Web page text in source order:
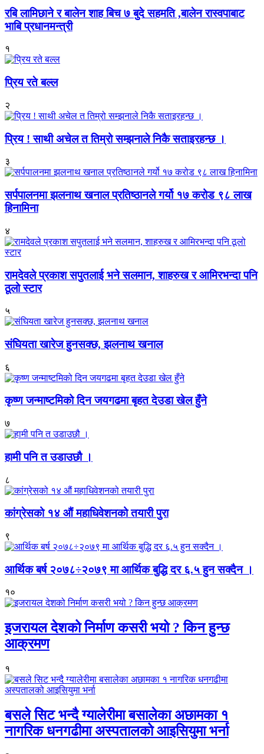
रबि लामिछाने र बालेन शाह बिच ७ बुदे सहमति ,बालेन रास्वपाबाट
भाबि प्रधानमन्त्री
१
प्रिय रते बल्ल
२
प्रिय ! साथी अचेल त तिम्रो सम्झनाले निकै सताइरहन्छ ।
३
सर्पपालनमा झलनाथ खनाल प्रतिष्ठानले गर्यो १७ करोड ९८ लाख
हिनामिना
४
रामदेवले प्रकाश सपुतलाई भने सलमान, शाहरुख र आमिरभन्दा पनि
ठूलो स्टार
५
संघियता खारेज हुनसक्छ, झलनाथ खनाल
६
कृष्ण जन्माष्टमिको दिन जयगढमा बृहत देउडा खेल हुँने
७
हामी पनि त उडाउछौ ।
८
कांग्रेसको १४ औं महाधिवेशनको तयारी पुरा
९
आर्थिक बर्ष २०७८÷२०७९ मा आर्थिक बुद्धि दर ६.५ हुन सक्दैन ।
१०
इजरायल देशको निर्माण कसरी भयो ? किन हुन्छ
आक्रमण
१
बसले सिट भन्दै ग्यालेरीमा बसालेका अछामका १
नागरिक धनगढीमा अस्पतालको आइसियुमा भर्ना